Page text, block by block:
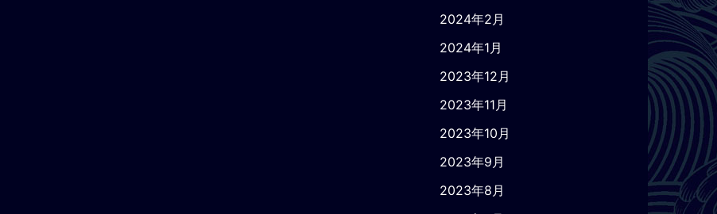
2024年2月
2024年1月
2023年12月
2023年11月
2023年10月
2023年9月
2023年8月